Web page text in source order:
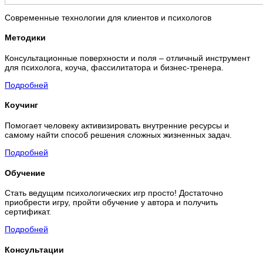
Современные технологии для клиентов и психологов
Методики
Консультационные поверхности и поля – отличный инструмент
для психолога, коуча, фассилитатора и бизнес-тренера.
Подробней
Коучинг
Помогает человеку активизировать внутренние ресурсы и
самому найти способ решения сложных жизненных задач.
Подробней
Обучение
Стать ведущим психологических игр просто! Достаточно
приобрести игру, пройти обучение у автора и получить
сертификат.
Подробней
Консультации